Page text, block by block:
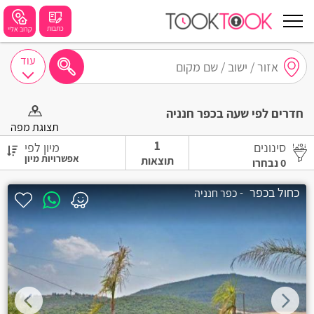
קרוב אליי כתבות
נתניה
תל אביב
בת ים
שזור
בורגתה
קרית אתא
עוד
חדרים לפי שעה בכפר חנניה
תצוגת מפה
סינונים
0נבחרו
1
תוצאות
מיון לפי
כחול בכפר - כפר חנניה